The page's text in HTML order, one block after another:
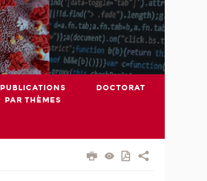
PUBLICATIONS
PAR THÈMES
DOCTORAT